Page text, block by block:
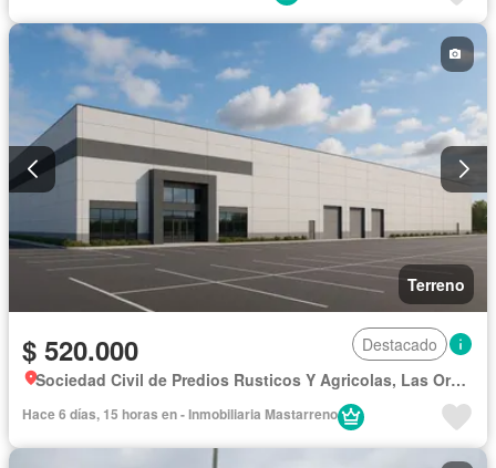
Terreno
$ 520.000
Destacado
Sociedad Civil de Predios Rusticos Y Agricolas, Las Orquídeas Este
Hace 6 días, 15 horas en - Inmobiliaria Mastarreno